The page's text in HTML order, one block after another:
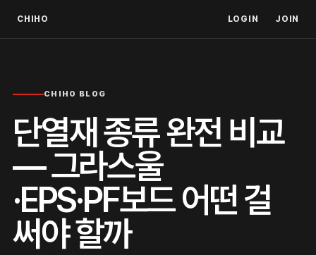
CHIHO LOGIN JOIN
CHIHO BLOG
단열재 종류 완전 비교
— 그라스울
·EPS·PF보드 어떤 걸
써야 할까